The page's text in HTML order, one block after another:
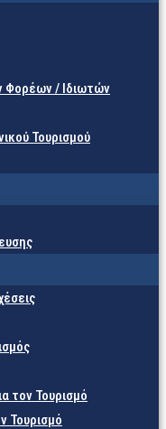
Φορέων / Ιδιωτών
Τουρισμού
τον Τουρισμό
Τουρισμό